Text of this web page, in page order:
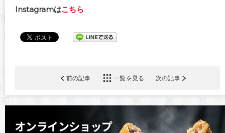
Instagramはこちら
前の記事 一覧を見る 次の記事